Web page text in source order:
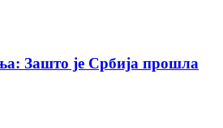
Зашто је Србија прошла